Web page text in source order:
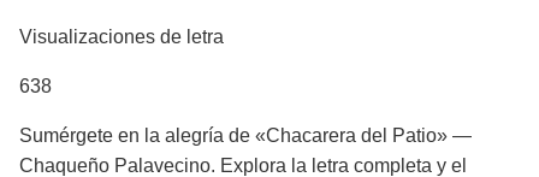
Visualizaciones de letra
638
Sumérgete en la alegría de «Chacarera del Patio» —
Chaqueño Palavecino. Explora la letra completa y el